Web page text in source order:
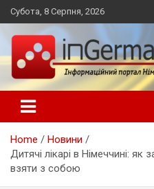
Skip
to
content
Субота, 8 Серпня, 2026
портал в
Український інформаційний
Німеччини, українці в Німеччині
Home
Новини
Дитячі лікарі в Німеччині:
взяти з собою